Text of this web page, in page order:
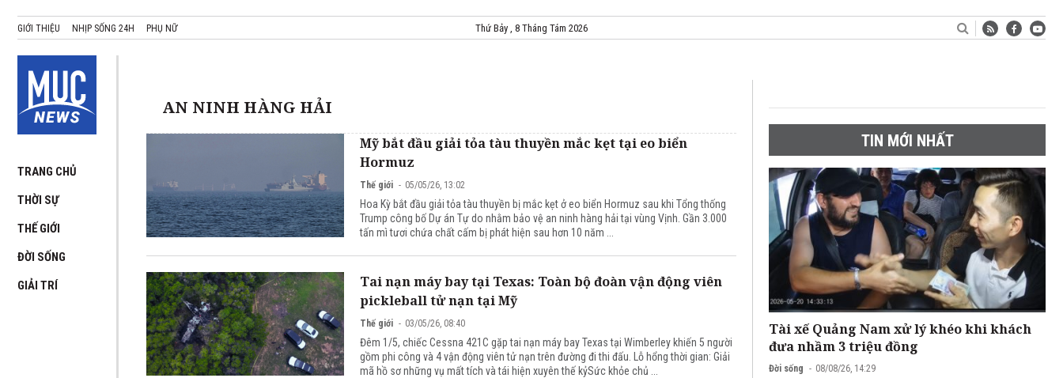
GIỚI THIỆU NHỊP SỐNG 24H PHỤ NỮ Thứ Bảy , 8 Tháng Tám 2026
TRANG CHỦ
THỜI SỰ
THẾ GIỚI
ĐỜI SỐNG
GIẢI TRÍ
AN NINH HÀNG HẢI
Mỹ bắt đầu giải tỏa tàu thuyền mắc kẹt tại eo biển
Hormuz
Thế giới 05/05/26, 13:02
Hoa Kỳ bắt đầu giải tỏa tàu thuyền bị mắc kẹt ở eo biển Hormuz sau khi Tổng thống
Trump công bố Dự án Tự do nhằm bảo vệ an ninh hàng hải tại vùng Vịnh. Gần 3.000
tấn mì tươi chứa chất cấm bị phát hiện sau hơn 10 năm ...
Tai nạn máy bay tại Texas: Toàn bộ đoàn vận động viên
pickleball tử nạn tại Mỹ
Thế giới 03/05/26, 08:40
Đêm 1/5, chiếc Cessna 421C gặp tai nạn máy bay Texas tại Wimberley khiến 5 người
gồm phi công và 4 vận động viên tử nạn trên đường đi thi đấu. Lỗ hổng thời gian: Giải
mã hồ sơ những vụ mất tích và tái hiện xuyên thế kỷSức khỏe chủ ...
TIN MỚI NHẤT
Tài xế Quảng Nam xử lý khéo khi khách
đưa nhầm 3 triệu đồng
Đời sống 08/08/26, 14:29